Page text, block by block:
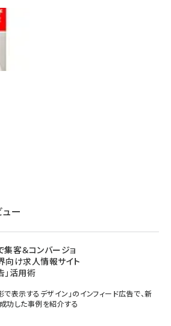
ー
客＆コンバージョ
向け求人情報サイト
」活用術
表示するデザイン」のインフィード広告で、新
功した事例を紹介する